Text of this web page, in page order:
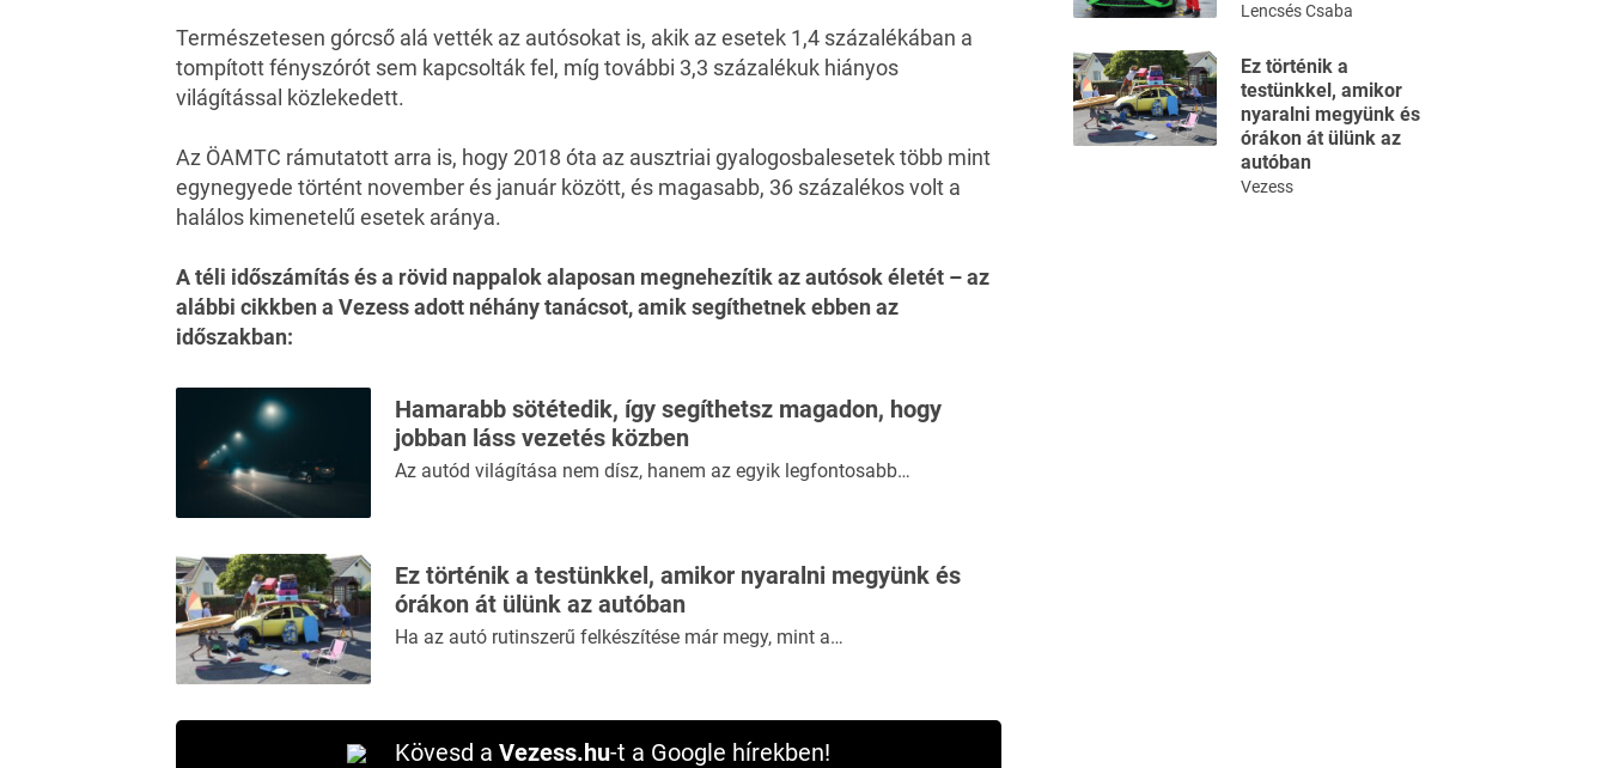
Természetesen górcső alá vették az autósokat is, akik az esetek 1,4 százalékában a
tompított fényszórót sem kapcsolták fel, míg további 3,3 százalékuk hiányos
világítással közlekedett.
Az ÖAMTC rámutatott arra is, hogy 2018 óta az ausztriai gyalogosbalesetek több mint
egynegyede történt november és január között, és magasabb, 36 százalékos volt a
halálos kimenetelű esetek aránya.
A téli időszámítás és a rövid nappalok alaposan megnehezítik az autósok életét –az
alábbi cikkben a Vezess adott néhány tanácsot, amik segíthetnek ebben az
időszakban:
Hamarabb sötétedik, így segíthetsz magadon, hogy
jobban láss vezetés közben
Az autód világítása nem dísz, hanem az egyik legfontosabb…
Ez történik a testünkkel, amikor nyaralni megyünk és
órákon át ülünk az autóban
Ha az autó rutinszerű felkészítése már megy, mint a…
Kövesd a Vezess.hu-t a Google hírekben!
Lencsés Csaba
Ez történik a
testünkkel, amikor
nyaralni megyünk és
órákon át ülünk az
autóban
Vezess